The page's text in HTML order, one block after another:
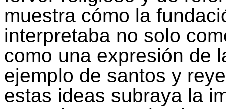
muestra cómo la
interpretaba no solo
como una expresión de
ejemplo de santos y
estas ideas subraya la